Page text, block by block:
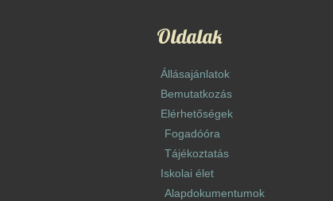
Oldalak
Állásajánlatok
Bemutatkozás
Elérhetőségek
Fogadóóra
Tájékoztatás
Iskolai élet
Alapdokumentumok